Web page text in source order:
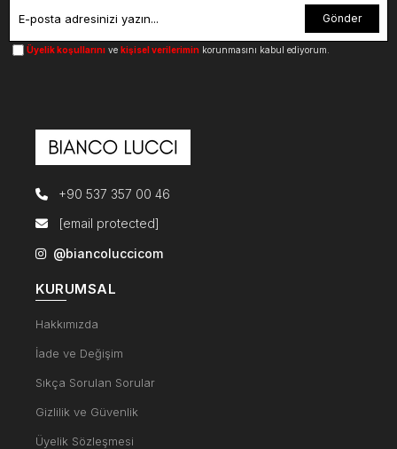
Gönder
Üyelik koşullarını ve kişisel verilerimin korunmasını kabul ediyorum.
+90 537 357 00 46
[email protected]
@biancoluccicom
KURUMSAL
Hakkımızda
İade ve Değişim
Sıkça Sorulan Sorular
Gizlilik ve Güvenlik
Üyelik Sözleşmesi